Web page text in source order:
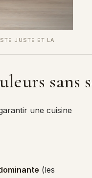
JUSTE ET LA
sans
une cuisine
(les